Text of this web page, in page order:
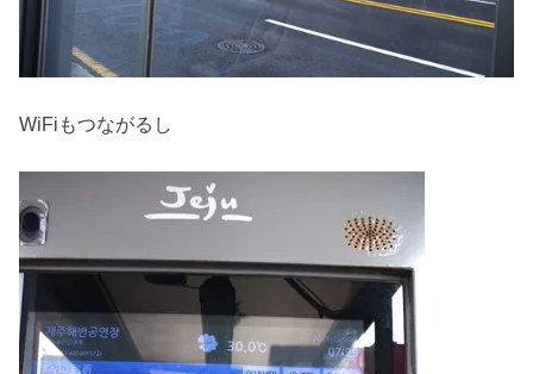
WiFiもつながるし